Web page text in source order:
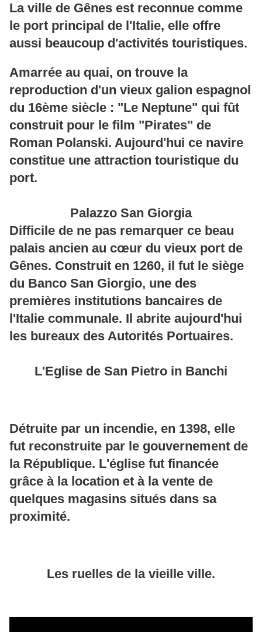
La ville de Gênes est reconnue comme
le port principal de l'Italie, elle offre
aussi beaucoup d'activités touristiques.
Amarrée au quai, on trouve la
reproduction d'un vieux galion espagnol
du 16ème siècle : "Le Neptune" qui fût
construit pour le film "Pirates" de
Roman Polanski. Aujourd'hui ce navire
constitue une attraction touristique du
port.
Palazzo San Giorgia
Difficile de ne pas remarquer ce beau
palais ancien au cœur du vieux port de
Gênes. Construit en 1260, il fut le siège
du Banco San Giorgio, une des
premières institutions bancaires de
l'Italie communale. Il abrite aujourd'hui
les bureaux des Autorités Portuaires.
L'Eglise de San Pietro in Banchi
Détruite par un incendie, en 1398, elle
fut reconstruite par le gouvernement de
la République. L'église fut financée
grâce à la location et à la vente de
quelques magasins situés dans sa
proximité.
Les ruelles de la vieille ville.